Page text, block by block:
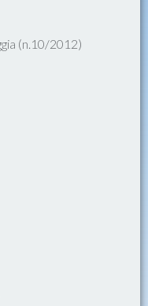
(n.10/2012)